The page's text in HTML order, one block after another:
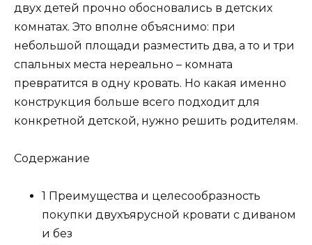
двух детей прочно обосновались в детских
комнатах. Это вполне объяснимо: при
небольшой площади разместить два, а то и три
спальных места нереально – комната
превратится в одну кровать. Но какая именно
конструкция больше всего подходит для
конкретной детской, нужно решить родителям.
Содержание
1 Преимущества и целесообразность
покупки двухъярусной кровати с диваном
и без